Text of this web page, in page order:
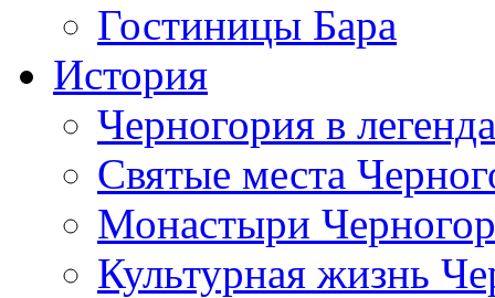
Гостиницы Бара
История
Черногория в
Святые места
Монастыри
Культурная жизнь